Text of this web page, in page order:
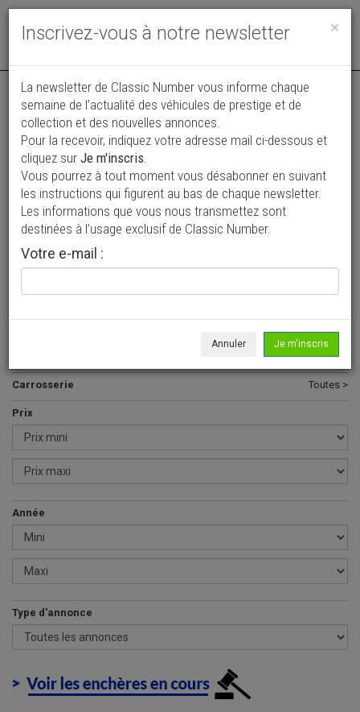
Toggle
Vos annonces vues par
plus de 4 millions de collectionneurs
Ajouter une annonce
> Rechercher un véhicule
Série 4 >
Carrosserie Toutes >
Prix
Année
Type d'annonce
×
Inscrivez-vous à notre newsletter
La newsletter de Classic Number vous informe chaque
semaine de l’actualité des véhicules de prestige et de
collection et des nouvelles annonces.
Pour la recevoir, indiquez votre adresse mail ci-dessous et
cliquez sur Je m'inscris.
Vous pourrez à tout moment vous désabonner en suivant
les instructions qui figurent au bas de chaque newsletter.
Les informations que vous nous transmettez sont
destinées à l’usage exclusif de Classic Number.
Votre e-mail :
Annuler Je m'inscris